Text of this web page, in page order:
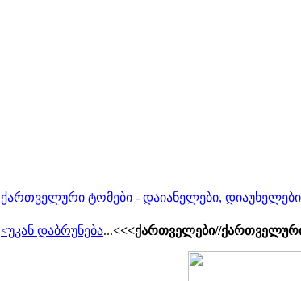
ქართველური ტომები - დაიანელები,
<უკან დაბრუნება...<<<ქართველები//